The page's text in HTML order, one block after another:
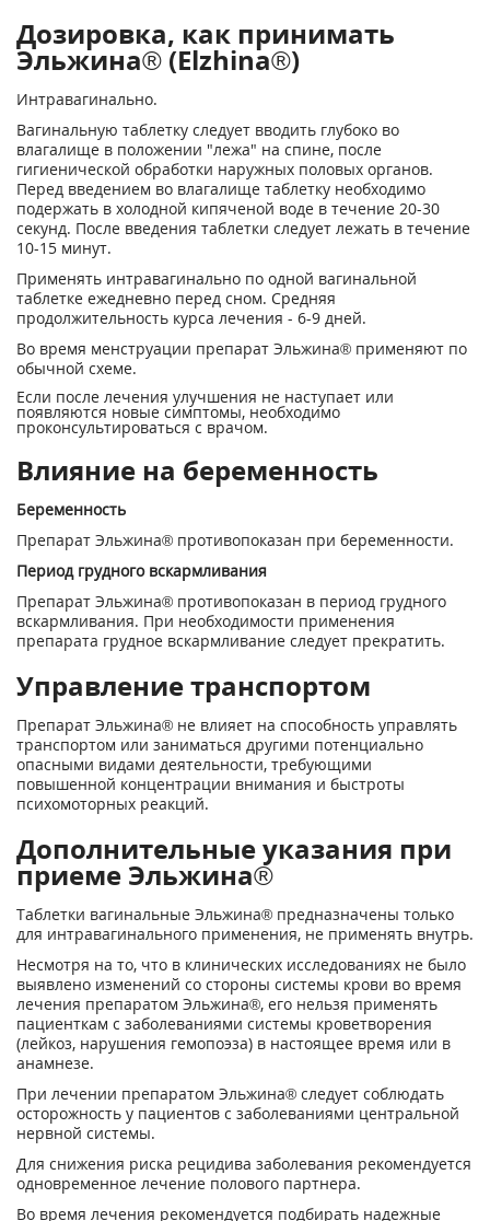
Дозировка, как принимать
Эльжина® (Elzhina®)
Интравагинально.
Вагинальную таблетку следует вводить глубоко во
влагалище в положении "лежа" на спине, после
гигиенической обработки наружных половых органов.
Перед введением во влагалище таблетку необходимо
подержать в холодной кипяченой воде в течение 20-30
секунд. После введения таблетки следует лежать в течение
10-15 минут.
Применять интравагинально по одной вагинальной
таблетке ежедневно перед сном. Средняя
продолжительность курса лечения - 6-9 дней.
Во время менструации препарат Эльжина® применяют по
обычной схеме.
Если после лечения улучшения не наступает или
появляются новые симптомы, необходимо
проконсультироваться с врачом.
Влияние на беременность
Беременность
Препарат Эльжина® противопоказан при беременности.
Период грудного вскармливания
Препарат Эльжина® противопоказан в период грудного
вскармливания. При необходимости применения
препарата грудное вскармливание следует прекратить.
Управление транспортом
Препарат Эльжина® не влияет на способность управлять
транспортом или заниматься другими потенциально
опасными видами деятельности, требующими
повышенной концентрации внимания и быстроты
психомоторных реакций.
Дополнительные указания при
приеме Эльжина®
Таблетки вагинальные Эльжина® предназначены только
для интравагинального применения, не применять внутрь.
Несмотря на то, что в клинических исследованиях не было
выявлено изменений со стороны системы крови во время
лечения препаратом Эльжина®, его нельзя применять
пациенткам с заболеваниями системы кроветворения
(лейкоз, нарушения гемопоэза) в настоящее время или в
анамнезе.
При лечении препаратом Эльжина® следует соблюдать
осторожность у пациентов с заболеваниями центральной
нервной системы.
Для снижения риска рецидива заболевания рекомендуется
одновременное лечение полового партнера.
Во время лечения рекомендуется подбирать надежные